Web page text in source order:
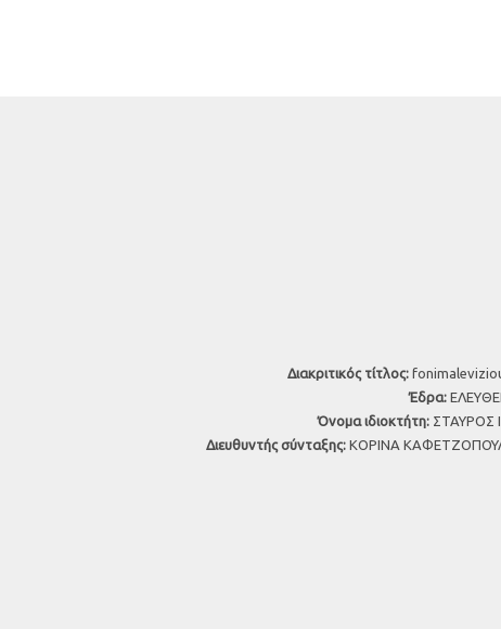
Διακριτικός τίτλος:
Έδρα:
Όνομα ιδιοκτήτη: ΣΤΑΥΡΟΣ
Διευθυντής σύνταξης: ΚΟΡΙΝΑ